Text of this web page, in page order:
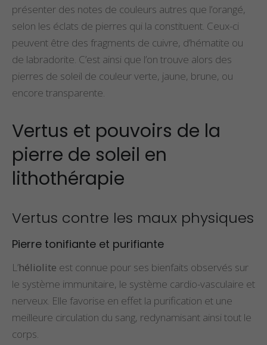
présenter des notes de couleurs autres que l’orangé,
selon les éclats de pierres qui la constituent. Ceux-ci
peuvent être des fragments de cuivre, d’hématite ou
de labradorite. C’est ainsi que l’on trouve alors des
pierres de soleil de couleur verte, jaune, brune, ou
encore transparente.
Vertus et pouvoirs de la
pierre de soleil en
lithothérapie
Vertus contre les maux physiques
Pierre tonifiante et purifiante
L’héliolite est connue pour ses bienfaits observés sur
le système immunitaire, le système cardio-vasculaire et
nerveux. Elle favorise en effet la purification et une
meilleure circulation du sang, redynamisant ainsi tout le
corps.